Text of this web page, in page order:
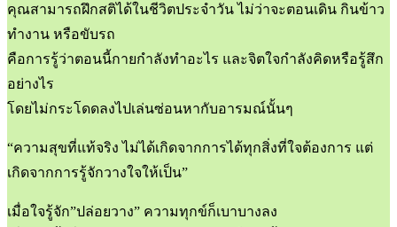
คุณสามารถฝึกสติได้ในชีวิตประจำวัน ไม่ว่าจะตอนเดิน กินข้าว
ทำงาน หรือขับรถ
คือการรู้ว่าตอนนี้กายกำลังทำอะไร และจิตใจกำลังคิดหรือรู้สึก
อย่างไร
โดยไม่กระโดดลงไปเล่นซ่อนหากับอารมณ์นั้นๆ
“ความสุขที่แท้จริง ไม่ได้เกิดจากการได้ทุกสิ่งที่ใจต้องการ แต่
เกิดจากการรู้จักวางใจให้เป็น”
เมื่อใจรู้จัก”ปล่อยวาง” ความทุกข์ก็เบาบางลง